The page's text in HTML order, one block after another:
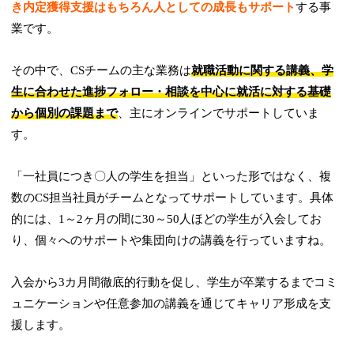
き内定獲得支援はもちろん人としての成長もサポートする事
業です。
その中で、CSチームの主な業務は就職活動に関する講義、学
生に合わせた進捗フォロー・相談を中心に就活に対する基礎
から個別の課題まで、主にオンラインでサポートしていま
す。
「一社員につき〇人の学生を担当」といった形ではなく、複
数のCS担当社員がチームとなってサポートしています。具体
的には、1～2ヶ月の間に30～50人ほどの学生が入会してお
り、個々へのサポートや集団向けの講義を行っていますね。
入会から3カ月間徹底的行動を促し、学生が卒業するまでコミ
ュニケーションや任意参加の講義を通じてキャリア形成を支
援します。